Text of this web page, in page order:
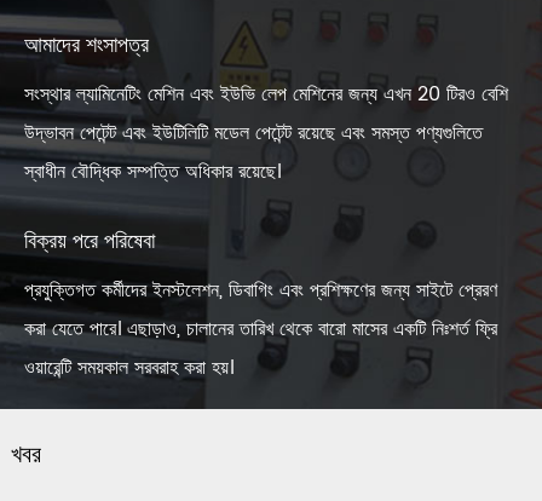
আমাদের শংসাপত্র
সংস্থার ল্যামিনেটিং মেশিন এবং ইউভি লেপ মেশিনের জন্য এখন 20 টিরও বেশি
উদ্ভাবন পেটেন্ট এবং ইউটিলিটি মডেল পেটেন্ট রয়েছে এবং সমস্ত পণ্যগুলিতে
স্বাধীন বৌদ্ধিক সম্পত্তি অধিকার রয়েছে।
বিক্রয় পরে পরিষেবা
প্রযুক্তিগত কর্মীদের ইনস্টলেশন, ডিবাগিং এবং প্রশিক্ষণের জন্য সাইটে প্রেরণ
করা যেতে পারে। এছাড়াও, চালানের তারিখ থেকে বারো মাসের একটি নিঃশর্ত ফ্রি
ওয়ারেন্টি সময়কাল সরবরাহ করা হয়।
খবর